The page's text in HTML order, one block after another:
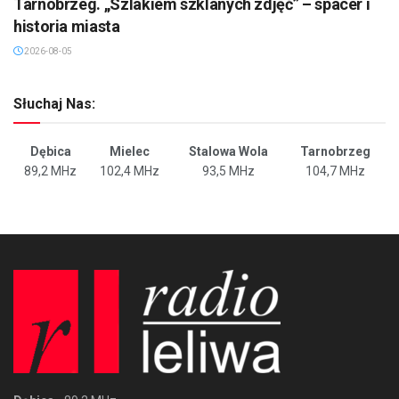
Tarnobrzeg. „Szlakiem szklanych zdjęć” – spacer i
historia miasta
2026-08-05
Słuchaj Nas:
Dębica Mielec Stalowa Wola
Tarnobrzeg
89,2 MHz
102,4 MHz 93,5 MHz 104,7 MHz